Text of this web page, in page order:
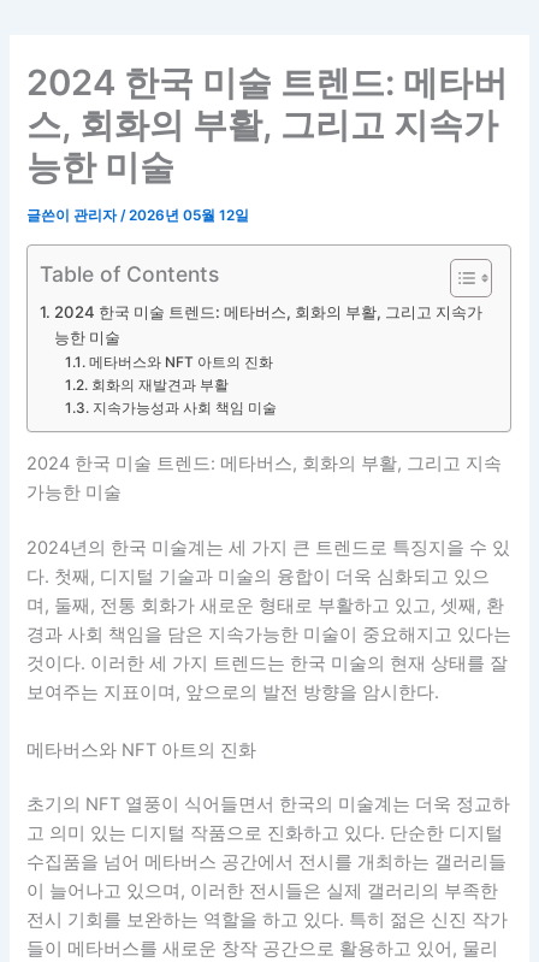
2024 한국 미술 트렌드: 메타버
스, 회화의 부활, 그리고 지속가
능한 미술
글쓴이관리자/2026년 05월 12일
Table of Contents
2024 한국 미술 트렌드: 메타버스, 회화의 부활, 그리고 지속가
능한 미술
메타버스와 NFT 아트의 진화
회화의 재발견과 부활
지속가능성과 사회 책임 미술
2024 한국 미술 트렌드: 메타버스, 회화의 부활, 그리고 지속
가능한 미술
2024년의 한국 미술계는 세 가지 큰 트렌드로 특징지을 수 있
다. 첫째, 디지털 기술과 미술의 융합이 더욱 심화되고 있으
며, 둘째, 전통 회화가 새로운 형태로 부활하고 있고, 셋째, 환
경과 사회 책임을 담은 지속가능한 미술이 중요해지고 있다는
것이다. 이러한 세 가지 트렌드는 한국 미술의 현재 상태를 잘
보여주는 지표이며, 앞으로의 발전 방향을 암시한다.
메타버스와 NFT 아트의 진화
초기의 NFT 열풍이 식어들면서 한국의 미술계는 더욱 정교하
고 의미 있는 디지털 작품으로 진화하고 있다. 단순한 디지털
수집품을 넘어 메타버스 공간에서 전시를 개최하는 갤러리들
이 늘어나고 있으며, 이러한 전시들은 실제 갤러리의 부족한
전시 기회를 보완하는 역할을 하고 있다. 특히 젊은 신진 작가
들이 메타버스를 새로운 창작 공간으로 활용하고 있어, 물리